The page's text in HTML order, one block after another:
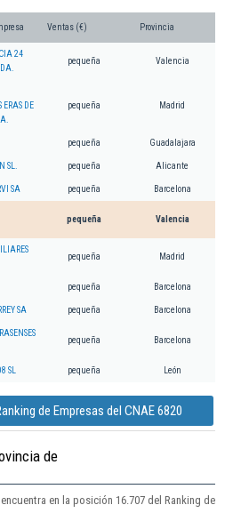
Ventas (€) Provincia
24
pequeña Valencia
ERAS DE
pequeña Madrid
pequeña Guadalajara
SL. pequeña Alicante
SA pequeña Barcelona
pequeña Valencia
pequeña Madrid
pequeña Barcelona
SA pequeña Barcelona
pequeña Barcelona
SL pequeña León
de Empresas del CNAE 6820
de
en la posición 16.707 del Ranking de